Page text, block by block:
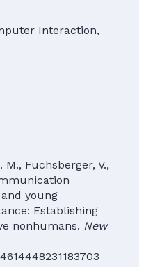
Interaction,
Fuchsberger, V.,
young
Establishing
nonhumans. New